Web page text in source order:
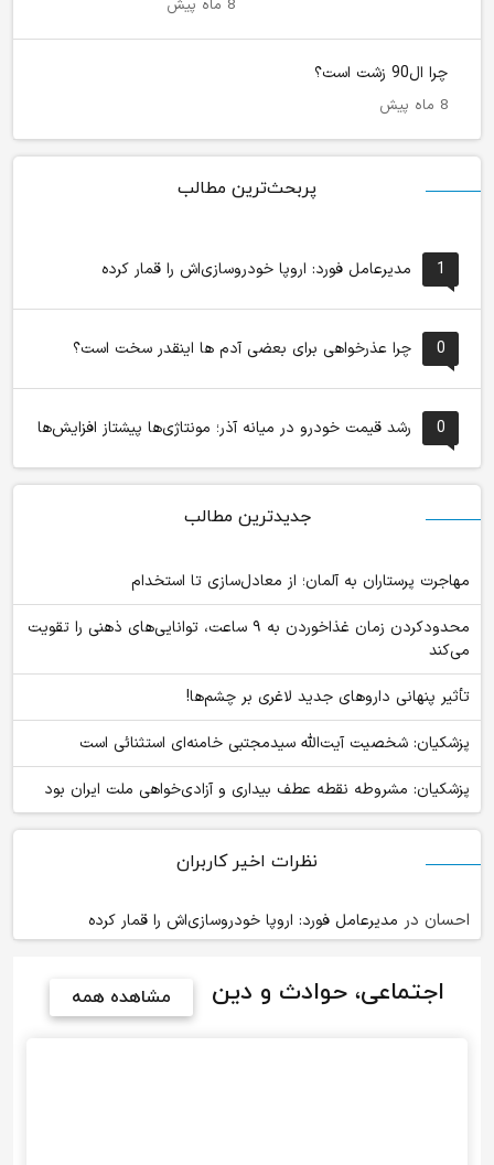
8 ماه پیش
چرا ال90 زشت است؟
8 ماه پیش
پربحث‌ترین مطالب
1 مدیرعامل فورد: اروپا خودروسازی‌اش را قمار کرده
0 چرا عذرخواهی برای بعضی آدم ها اینقدر سخت است؟
0 رشد قیمت خودرو در میانه آذر؛ مونتاژی‌ها پیشتاز افزایش‌ها
جدیدترین مطالب
مهاجرت پرستاران به آلمان؛ از معادل‌سازی تا استخدام
محدودکردن زمان غذاخوردن به ۹ ساعت، توانایی‌های ذهنی را تقویت
می‌کند
تأثیر پنهانی داروهای جدید لاغری بر چشم‌ها!
پزشکیان: شخصیت آیت‌الله سیدمجتبی خامنه‌ای استثنائی است
پزشکیان: مشروطه نقطه عطف بیداری و آزادی‌خواهی ملت ایران بود
نظرات اخیر کاربران
احسان در مدیرعامل فورد: اروپا خودروسازی‌اش را قمار کرده
اجتماعی، حوادث و دین مشاهده همه